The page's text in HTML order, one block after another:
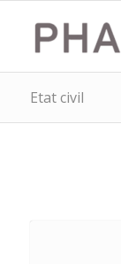
Etat civil